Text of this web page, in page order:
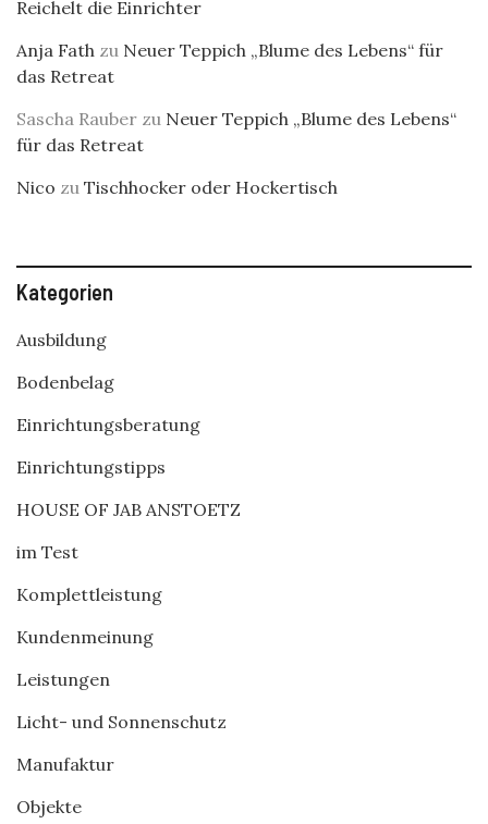
Reichelt die Einrichter
Anja Fath zu Neuer Teppich „Blume des Lebens“ für
das Retreat
Sascha Rauber zu Neuer Teppich „Blume des Lebens“
für das Retreat
Nico zu Tischhocker oder Hockertisch
Kategorien
Ausbildung
Bodenbelag
Einrichtungsberatung
Einrichtungstipps
HOUSE OF JAB ANSTOETZ
im Test
Komplettleistung
Kundenmeinung
Leistungen
Licht- und Sonnenschutz
Manufaktur
Objekte